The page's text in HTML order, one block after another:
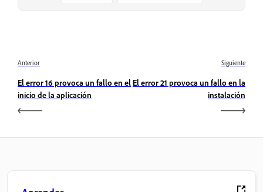
Anterior
El error 16 provoca un fallo en el
inicio de la aplicación
Siguiente
El error 21 provoca un fallo en la
instalación